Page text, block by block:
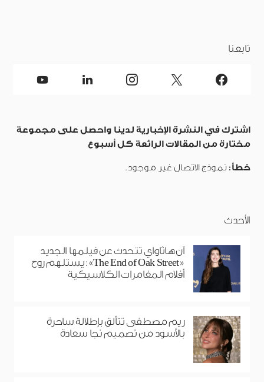
تابعنا
اشترك في النشرة الإخبارية لدينا واحصل على مجموعة
مختارة من المقالات الرائعة كل أسبوع
خطأ: نموذج الاتصال غير موجود.
الأحدث
آن هاثاواي تتحدث عن فيلمها الجديد
«The End of Oak Street»: يستلهم روح
أفلام المغامرات الكلاسيكية
ريم مصطفى تتألق بإطلالة ساحرة
بالأسود من تصميم نجا سعادة